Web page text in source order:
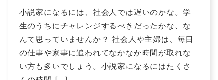
小説家になるには、社会人では遅いのかな。学
生のうちにチャレンジするべきだったかな、な
んて思っていませんか？ 社会人や主婦は、毎日
の仕事や家事に追われてなかなか時間が取れな
い方も多いでしょう。小説家になるにはたくさ